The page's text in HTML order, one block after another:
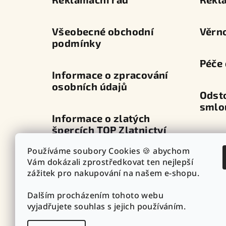
Používáme soubory Cookies 🍪 abychom
Vám dokázali zprostředkovat ten nejlepší
zážitek pro nakupování na našem e-shopu.
Dalším procházením tohoto webu
vyjadřujete souhlas s jejich používáním.
Všeobecné obchodní
podmínky
Informace o zpracování
osobních údajů
Informace o zlatých
špercích TOP Zlatnictví
Průvodce zapínáním
náušnic
Vazby - vzory řetízků